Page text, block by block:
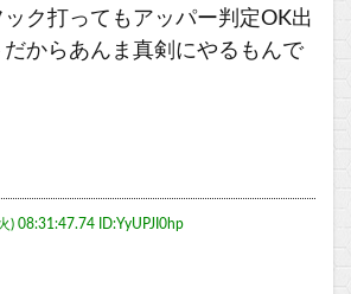
ク打ってもアッパー判定OK出
からあんま真剣にやるもんで
) 08:31:47.74 ID:YyUPJI0hp